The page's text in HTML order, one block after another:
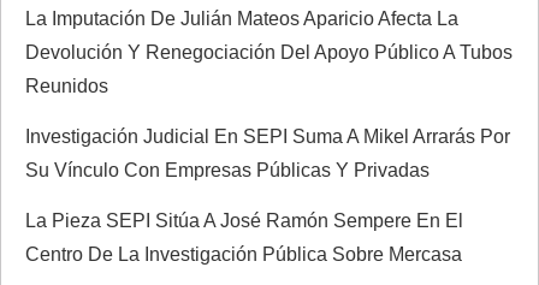
d
a
s
La Imputación De Julián Mateos Aparicio Afecta La
Devolución Y Renegociación Del Apoyo Público A Tubos
Reunidos
Investigación Judicial En SEPI Suma A Mikel Arrarás Por
Su Vínculo Con Empresas Públicas Y Privadas
La Pieza SEPI Sitúa A José Ramón Sempere En El
Centro De La Investigación Pública Sobre Mercasa